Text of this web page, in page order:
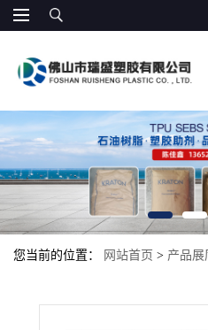
您当前的位置： 网站首页 > 产品展